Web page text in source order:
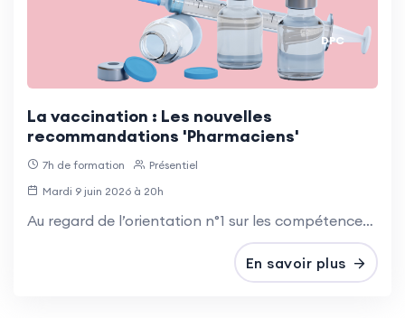
DPC
La vaccination : Les nouvelles
recommandations 'Pharmaciens'
7h de formation
Présentiel
Mardi 9 juin 2026 à 20h
Au regard de l’orientation n°1 sur les compétences vaccinales, cette action de formation est pertinente pour les infirmiers diplômés d’État, les pharmaciens et les préparateurs en pharmacie.
En savoir plus